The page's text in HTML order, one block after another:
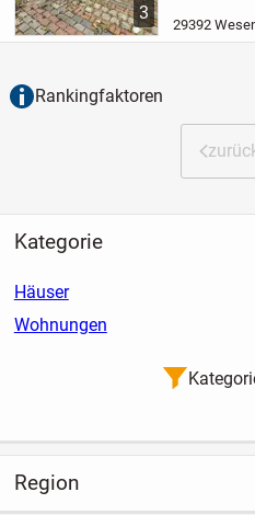
3
Grundstück.
insgesamt
29392
Rankingfaktoren
Kategorie
Häuser
Wohnungen
Region